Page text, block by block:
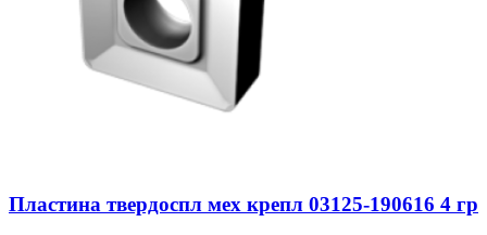
Пластина твердоспл мех крепл 03125-190616 4 гр